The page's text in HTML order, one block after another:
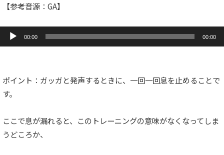
【参考音源：GA】
音
プ
00:00 00:00
ポイント：ガッガと発声するときに、一回一回息を止めることで
す。
ここで息が漏れると、このトレーニングの意味がなくなってしま
うどころか、